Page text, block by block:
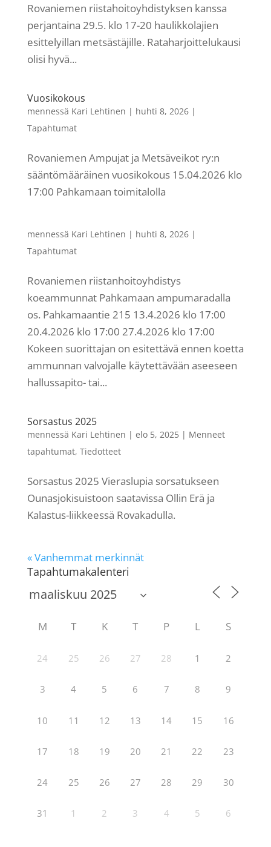
Rovaniemen riistahoitoyhdistyksen kanssa
perjantaina 29.5. klo 17-20 haulikkolajien
esittelyillan metsästäjille. Rataharjoittelukausi
olisi hyvä...
Vuosikokous
mennessä Kari Lehtinen | huhti 8, 2026|
Tapahtumat
Rovaniemen Ampujat ja Metsäveikot ry:n
sääntömääräinen vuosikokous 15.04.2026 klo
17:00 Pahkamaan toimitalolla
mennessä Kari Lehtinen | huhti 8, 2026|
Tapahtumat
Rovaniemen riistanhoitoyhdistys
koeammunnat Pahkamaan ampumaradalla
os. Pahkamaantie 215 13.4.2026 klo 17:00
20.4.2026 klo 17:00 27.4.2026 klo 17:00
Kokeen suorittajan on esitettävä ennen koetta
ammunnan valvojalle käytettävään aseeseen
hallussapito- tai...
Sorsastus 2025
mennessä Kari Lehtinen | elo 5, 2025| Menneet
tapahtumat, Tiedotteet
Sorsastus 2025 Vieraslupia sorsatukseen
Ounasjokisuistoon saatavissa Ollin Erä ja
Kalastus-liikkeessä Rovakadulla.
« Vanhemmat merkinnät
Tapahtumakalenteri
M T K T P L S
24 25 26 27 28 1 2
3 4 5 6 7 8 9
10 11 12 13 14 15 16
17 18 19 20 21 22 23
24 25 26 27 28 29 30
31 1 2 3 4 5 6